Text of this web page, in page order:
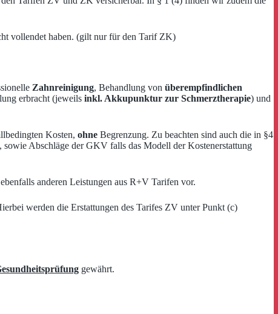
vollendet haben. (gilt nur für den Tarif ZK)
Zahnreinigung, Behandlung von überempfindlichen
erbracht (jeweils inkl. Akkupunktur zur Schmerztherapie) und
Kosten, ohne Begrenzung. Zu beachten sind auch die in §4
Abschläge der GKV falls das Modell der Kostenerstattung
anderen Leistungen aus R+V Tarifen vor.
werden die Erstattungen des Tarifes ZV unter Punkt (c)
gewährt.